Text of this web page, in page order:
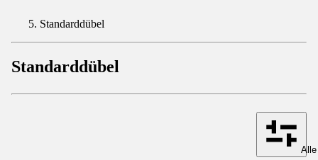
Standarddübel
Standarddübel